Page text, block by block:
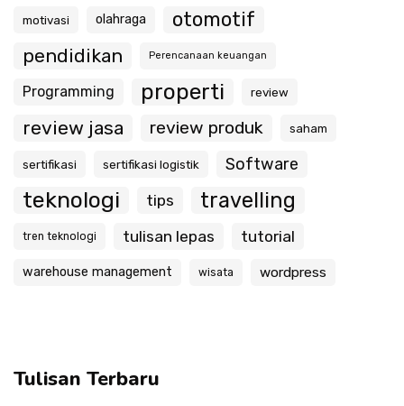
motivasi olahraga otomotif
pendidikan Perencanaan keuangan
Programming properti review
review jasa review produk saham
sertifikasi sertifikasi logistik Software
teknologi tips travelling
tren teknologi tulisan lepas tutorial
warehouse management wisata wordpress
Tulisan Terbaru